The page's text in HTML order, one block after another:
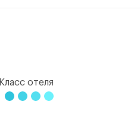
Класс отеля